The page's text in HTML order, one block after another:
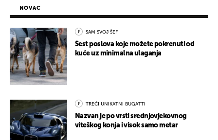
NOVAC
SAM SVOJ ŠEF
Šest poslova koje možete pokrenuti od
kuće uz minimalna ulaganja
TREĆI UNIKATNI BUGATTI
Nazvan je po vrsti srednjovjekovnog
viteškog konja i visok samo metar